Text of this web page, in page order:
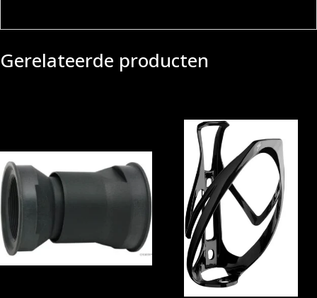
Gerelateerde producten